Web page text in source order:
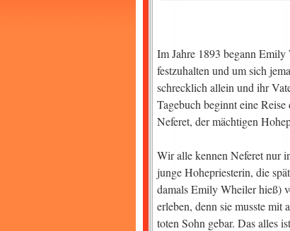
Im Jahre 1893 begann
festzuhalten und um sich
schrecklich allein und ihr
Tagebuch beginnt eine
Neferet, der mächtigen
Wir alle kennen Neferet nur
junge Hohepriesterin, die
damals Emily Wheiler hieß)
erleben, denn sie musste mit
toten Sohn gebar. Das alles